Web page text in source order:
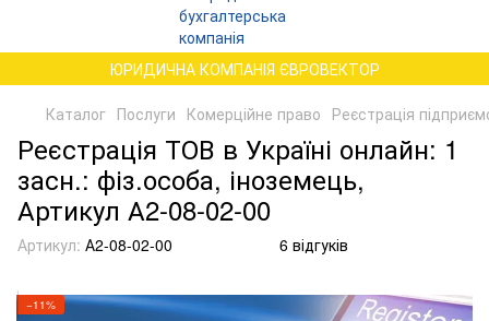
ЮРИДИЧНА КОМПАНІЯ ЄВРОВЕКТОР
Каталог Послуги Комерційне право Реєстрація
Реєстрація ТОВ в Україні онлайн: 1
засн.: фіз.особа, іноземець,
Артикул А2-08-02-00
Артикул: А2-08-02-00 6 відгуків
−11%